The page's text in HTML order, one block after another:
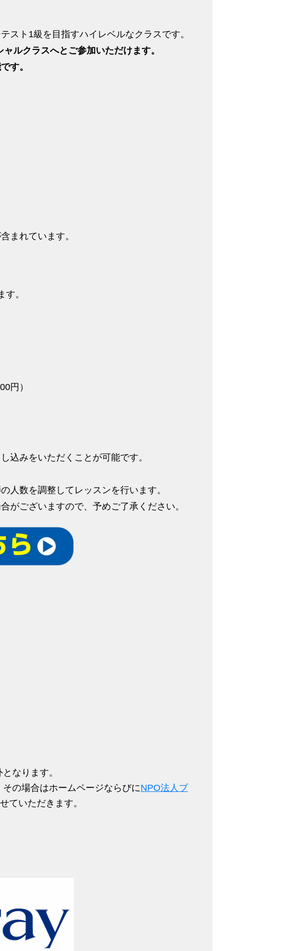
スト1級を目指すハイレベルなクラスです。
ルクラスへとご参加いただけます。
す。
まれています。
。
円）
込みをいただくことが可能です。
人数を調整してレッスンを行います。
がございますので、予めご了承ください。
なります。
の場合はホームページならびにNPO法人ブ
ていただきます。